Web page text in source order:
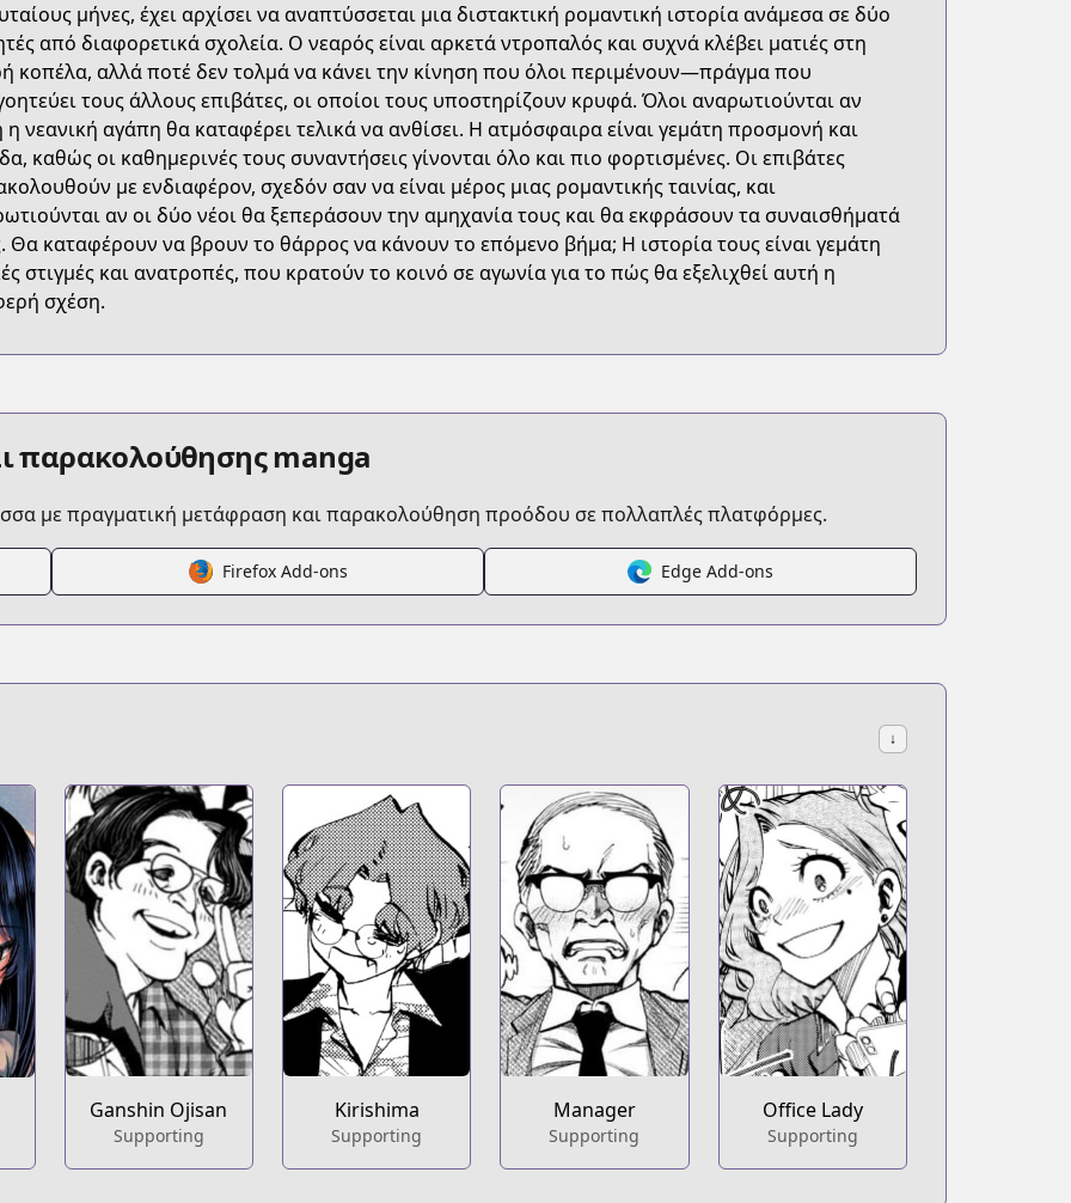
4b29-8955-72d94a140982
mo-yuraretemasu
they-are-still-being-shaken-this-morning/
μήνες, έχει αρχίσει να αναπτύσσεται μια διστακτική ρομαντική ιστορία ανάμεσα σε δύο
από διαφορετικά σχολεία. Ο νεαρός είναι αρκετά ντροπαλός και συχνά κλέβει ματιές στη
κοπέλα, αλλά ποτέ δεν τολμά να κάνει την κίνηση που όλοι περιμένουν—πράγμα που
τους άλλους επιβάτες, οι οποίοι τους υποστηρίζουν κρυφά. Όλοι αναρωτιούνται αν
η νεανική αγάπη θα καταφέρει τελικά να ανθίσει. Η ατμόσφαιρα είναι γεμάτη προσμονή και
καθώς οι καθημερινές τους συναντήσεις γίνονται όλο και πιο φορτισμένες. Οι επιβάτες
με ενδιαφέρον, σχεδόν σαν να είναι μέρος μιας ρομαντικής ταινίας, και
αν οι δύο νέοι θα ξεπεράσουν την αμηχανία τους και θα εκφράσουν τα συναισθήματά
Θα καταφέρουν να βρουν το θάρρος να κάνουν το επόμενο βήμα; Η ιστορία τους είναι γεμάτη
στιγμές και ανατροπές, που κρατούν το κοινό σε αγωνία για το πώς θα εξελιχθεί αυτή η
σχέση.
παρακολούθησης manga
με πραγματική μετάφραση και παρακολούθηση προόδου σε πολλαπλές πλατφόρμες.
Firefox Add-ons Edge Add-ons
↓
Ganshin Ojisan
Supporting
Kirishima
Supporting
Manager
Supporting
Office Lady
Supporting